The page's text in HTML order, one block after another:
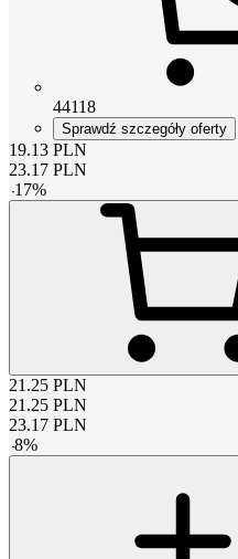
44118
Sprawdź szczegóły oferty
19.13 PLN
23.17 PLN
-17%
21.25 PLN
21.25 PLN
23.17 PLN
-8%